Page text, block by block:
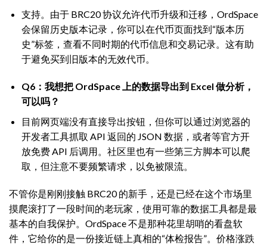
支持。由于 BRC20 协议允许代币升级和迁移，OrdSpace
会保留历史版本记录，你可以在代币页面找到“版本历
史”标签，查看不同时期的代币信息和交易记录。这有助
于避免买到旧版本的无效代币。
Q6：我想把 OrdSpace 上的数据导出到 Excel 做分析，
可以吗？
目前网页端没有直接导出按钮，但你可以通过浏览器的
开发者工具抓取 API 返回的 JSON 数据，或者等官方开
放免费 API 后调用。社区里也有一些第三方脚本可以爬
取，但注意不要频繁请求，以免被限流。
不管你是刚刚接触 BRC20 的新手，还是已经在这个市场里
摸爬滚打了一段时间的老玩家，使用可靠的数据工具都是最
基本的自我保护。OrdSpace 不是那种花里胡哨的看盘软
件，它给你的是一份接近链上真相的“体检报告”。价格涨跌